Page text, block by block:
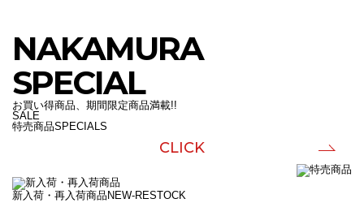
NAKAMURA
SPECIAL
お買い得商品、期間限定商品満載!!
SALE
特売商品SPECIALS
CLICK
新入荷・再入荷商品 NEW-RESTOCK